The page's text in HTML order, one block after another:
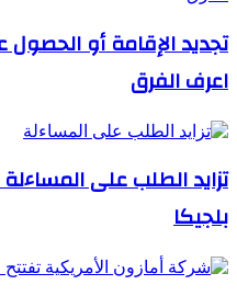
تجديد الإقامة أو الحصول
اعرف الفرق
تزايد الطلب على
بلجيكا